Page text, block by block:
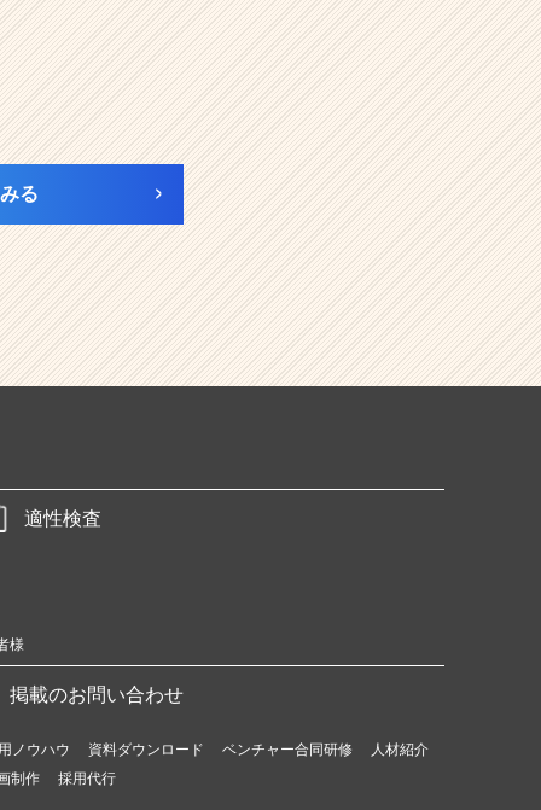
る
適性検査
様
掲載のお問い合わせ
ノウハウ 資料ダウンロード ベンチャー合同研修
人材紹介
制作
採用代行